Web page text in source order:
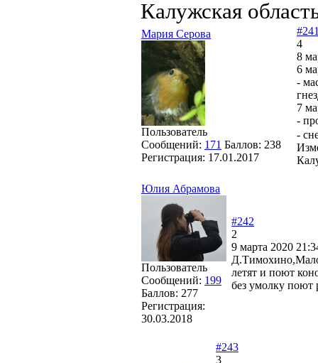
Калужская
Мария Серова
Пользователь
Сообщений: 171 Баллов: 238
Регистрация: 17.01.2017
4
8
6
-
7
-
-
Юлия Абрамова
Пользователь
Сообщений: 199
Баллов: 277
Регистрация:
30.03.2018
#242
2
9 марта 2020
летят и поют
без умолку поют
#243
3